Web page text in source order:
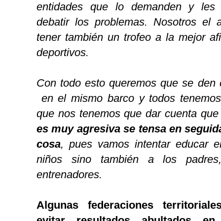
entidades que lo demanden y les
debatir los problemas. Nosotros el
tener también un trofeo a la mejor
deportivos.
Con todo esto queremos que se den
en el mismo barco y todos
que nos tenemos que dar cuenta
es muy agresiva se tensa en
cosa, pues vamos intentar educar
niños sino también a los
entrenadores.
Algunas federaciones